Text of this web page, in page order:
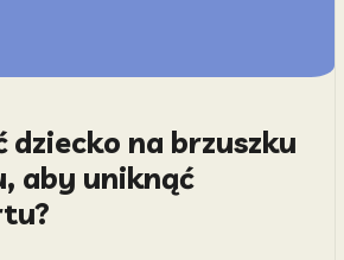
dziecko na brzuszku
aby uniknąć